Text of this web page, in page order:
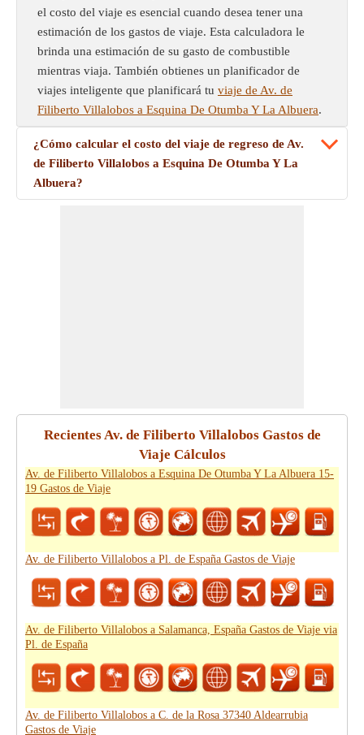
el costo del viaje es esencial cuando desea tener una
estimación de los gastos de viaje. Esta calculadora le
brinda una estimación de su gasto de combustible
mientras viaja. También obtienes un planificador de
viajes inteligente que planificará tu viaje de Av. de
Filiberto Villalobos a Esquina De Otumba Y La Albuera.
¿Cómo calcular el costo del viaje de regreso de Av.
de Filiberto Villalobos a Esquina De Otumba Y La
Albuera?
Recientes Av. de Filiberto Villalobos Gastos de
Viaje Cálculos
Av. de Filiberto Villalobos a Esquina De Otumba Y La Albuera 15-
19 Gastos de Viaje
Av. de Filiberto Villalobos a Pl. de España Gastos de Viaje
Av. de Filiberto Villalobos a Salamanca, España Gastos de Viaje via
Pl. de España
Av. de Filiberto Villalobos a C. de la Rosa 37340 Aldearrubia
Gastos de Viaje